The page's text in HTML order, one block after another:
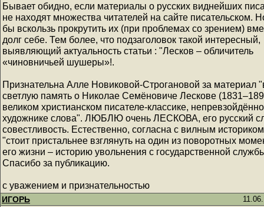
Бывает обидно, если материалы о русских виднейших
не находят множества читателей на сайте писательском.
бы вскользь прокрутить их (при проблемах со зрением)
долг себе. Тем более, что подзаголовок такой интересный,
выявляющий актуальность статьи : "Лесков – обличитель
«чиновничьей шушеры»!.
Признательна Алле Новиковой-Строгановой за материал
светлую память о Николае Семёновиче Лескове
великом христианском писателе-классике,
художнике слова". ЛЮБЛЮ очень ЛЕСКОВА, его русский
совестливость. Естественно, согласна с вилным
"стоит пристальнее взглянуть на один из поворотных
его жизни – историю увольнения с государственной
Спасибо за публикацию.
с уважением и признательностью
ИГОРЬ